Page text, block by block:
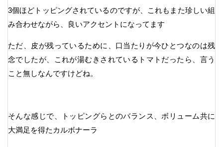
3個ほどトッピングされているのですが、これもまた珍しい組
み合わせながら、良いアクセントになってます
ただ、皮が残っているために、口当たりが今ひとつなのは残
念でしたが、これが湯むきされているトマトだったら、言う
こと無しなんですけどね。
そんな感じで、トッピングらとのバランス、ボリューム共に
大満足を得たカルボナーラ